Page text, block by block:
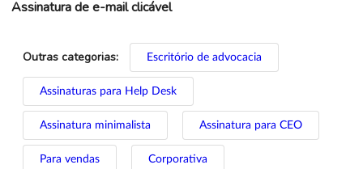
Assinatura de e-mail clicável
Outras categorias: Escritório de advocacia
Assinaturas para Help Desk
Assinatura minimalista Assinatura para CEO
Para vendas Corporativa